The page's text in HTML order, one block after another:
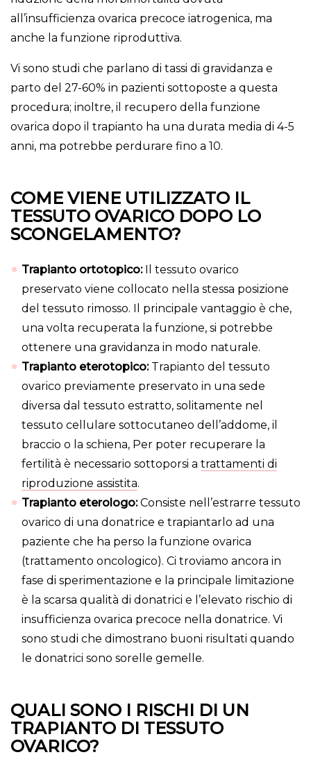
all’insufficienza ovarica precoce iatrogenica, ma
anche la funzione riproduttiva.
Vi sono studi che parlano di tassi di gravidanza e
parto del 27-60% in pazienti sottoposte a questa
procedura; inoltre, il recupero della funzione
ovarica dopo il trapianto ha una durata media di 4-5
anni, ma potrebbe perdurare fino a 10.
COME VIENE UTILIZZATO IL
TESSUTO OVARICO DOPO LO
SCONGELAMENTO?
Trapianto ortotopico:Il tessuto ovarico
preservato viene collocato nella stessa posizione
del tessuto rimosso. Il principale vantaggio è che,
una volta recuperata la funzione, si potrebbe
ottenere una gravidanza in modo naturale.
Trapianto eterotopico:Trapianto del tessuto
ovarico previamente preservato in una sede
diversa dal tessuto estratto, solitamente nel
tessuto cellulare sottocutaneo dell’addome, il
braccio o la schiena, Per poter recuperare la
fertilità è necessario sottoporsi a trattamenti di
riproduzione assistita.
Trapianto eterologo:Consiste nell’estrarre tessuto
ovarico di una donatrice e trapiantarlo ad una
paziente che ha perso la funzione ovarica
(trattamento oncologico). Ci troviamo ancora in
fase di sperimentazione e la principale limitazione
è la scarsa qualità di donatrici e l’elevato rischio di
insufficienza ovarica precoce nella donatrice. Vi
sono studi che dimostrano buoni risultati quando
le donatrici sono sorelle gemelle.
QUALI SONO I RISCHI DI UN
TRAPIANTO DI TESSUTO
OVARICO?